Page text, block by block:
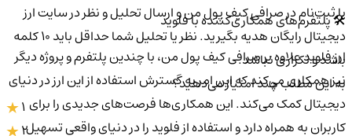
🛠️ پلتفرم‌های همکاری‌کننده با فلوید
ارز فلوید علاوه بر صرافی کیف پول من، با چندین پلتفرم و پروژه دیگر
نیز همکاری می‌کند که این امر به گسترش استفاده از این ارز در دنیای
دیجیتال کمک می‌کند. این همکاری‌ها فرصت‌های جدیدی را برای
کاربران به همراه دارد و استفاده از فلوید را در دنیای واقعی تسهیل
با ثبت‌نام در صرافی کیف پول من و ارسال تحلیل و نظر در سایت ارز
دیجیتال رایگان هدیه بگیرید. نظر یا تحلیل شما حداقل باید ۱۰ کلمه
باشد و تکراری نباشد.
به این مطلب چند امتیاز می‌دهید؟
1
2